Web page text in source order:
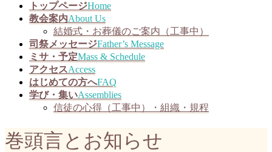
トップページHome
教会案内About Us
結婚式・お葬儀のご案内（工事中）
司祭メッセージFather’s Message
ミサ・予定Mass & Schedule
アクセスAccess
はじめての方へFAQ
学び・集いAssemblies
信徒の心得（工事中）・組織・規程
巻頭言とお知らせ